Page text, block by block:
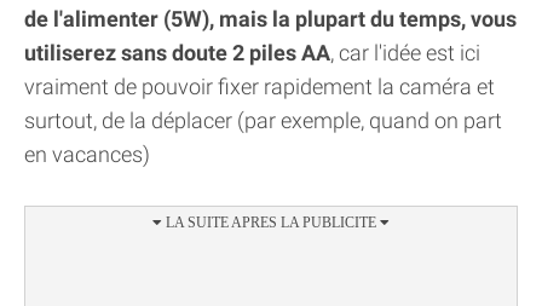
de l'alimenter (5W), mais la plupart du temps, vous
utiliserez sans doute 2 piles AA, car l'idée est ici
vraiment de pouvoir fixer rapidement la caméra et
surtout, de la déplacer (par exemple, quand on part
en vacances)